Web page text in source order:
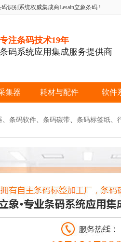
识别系统权威集成商Lesain立象条码 !
专注条码技术19年
条码系统应用集成服务提供商
集器 耗材与配件 软件
、 条码软件、 条码碳带、 条码标签纸、